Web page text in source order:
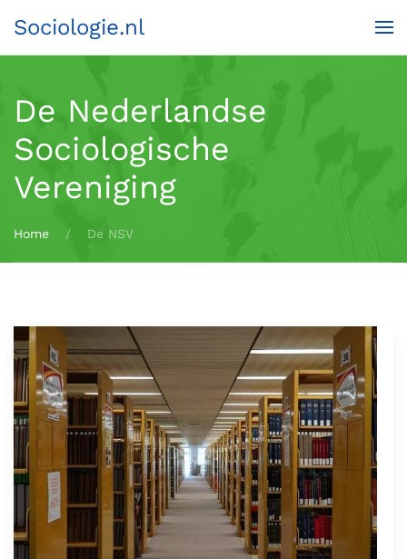
Terug naar hoofdinhoud
Sociologie.nl
De Nederlandse
Sociologische
Vereniging
Home De NSV